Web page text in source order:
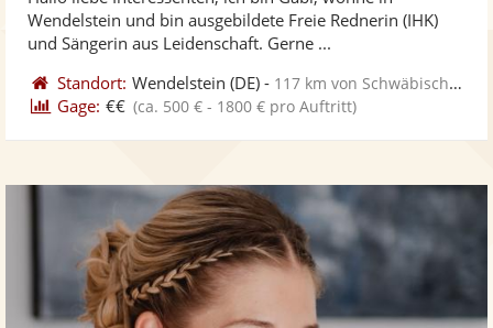
Wendelstein und bin ausgebildete Freie Rednerin (IHK)
und Sängerin aus Leidenschaft. Gerne ...
Standort: Wendelstein (DE) - 117 km von Schwäbisch Gmünd
Gage: €€ (ca. 500 € - 1800 € pro Auftritt)